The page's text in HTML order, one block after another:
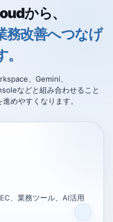
から、
務改善へつなげ
、Gemini、
などと組み合わせること
めやすくなります。
、業務ツール、AI活用